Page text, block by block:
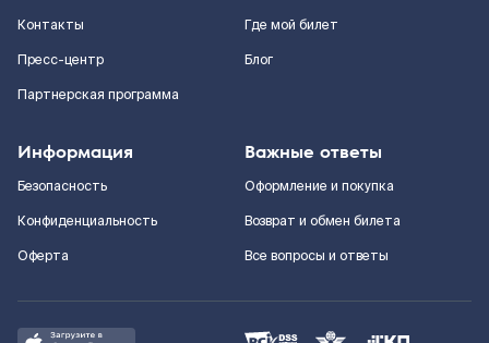
Контакты
Пресс-центр
Партнерская программа
Где мой билет
Блог
Информация
Безопасность
Конфиденциальность
Оферта
Важные ответы
Оформление и покупка
Возврат и обмен билета
Все вопросы и ответы